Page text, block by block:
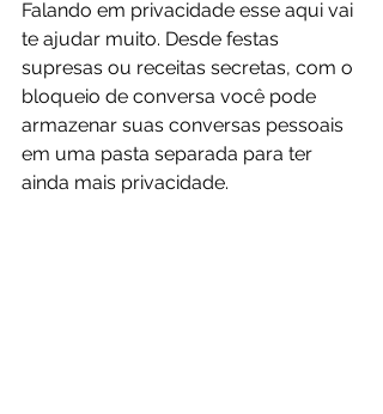
Falando em privacidade esse aqui vai
te ajudar muito. Desde festas
supresas ou receitas secretas, com o
bloqueio de conversa você pode
armazenar suas conversas pessoais
em uma pasta separada para ter
ainda mais privacidade.